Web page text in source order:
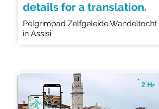
details for a translation.
Pelgrimpad Zelfgeleide Wandeltocht
in Assisi
2 Hr